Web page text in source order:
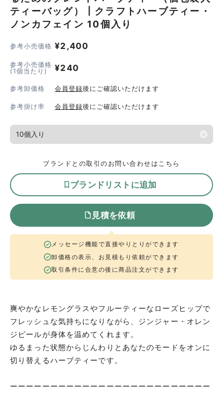
ティーバッグ）┃クラフトハーブティー・
ノンカフェイン 10個入り
参考小売価格 ¥2,400
参考小売価格
(1個当たり)
¥240
参考卸価格 会員登録後にご確認いただけます
参考掛け率 会員登録後にご確認いただけます
ブランドとの取引のお問い合わせはこちら
ブランドリストに追加
見積を依頼
メッセージ機能で直接やりとりができます
卸価格の表示、お見積もり依頼ができます
取引条件に合意の後に商品注文ができます
爽やかなレモングラスやフルーティーなローズヒップで
フレッシュな気持ちになりながら、ジンジャー・オレン
ジピールが身体を温めてくれます。
ゆるまった状態からじんわりとあなたのモードをオンに
切り替えるハーブティーです。
ーーーーーーーーーーーーーーーーーーーーーーーーー